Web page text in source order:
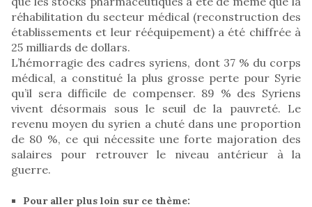
réhabilitation du secteur médical (reconstruction des
établissements et leur rééquipement) a été chiffrée à
25 milliards de dollars.
L’hémorragie des cadres syriens, dont 37 % du corps
médical, a constitué la plus grosse perte pour Syrie
qu’il sera difficile de compenser. 89 % des Syriens
vivent désormais sous le seuil de la pauvreté. Le
revenu moyen du syrien a chuté dans une proportion
de 80 %, ce qui nécessite une forte majoration des
salaires pour retrouver le niveau antérieur à la
guerre.
Pour aller plus loin sur ce thème: